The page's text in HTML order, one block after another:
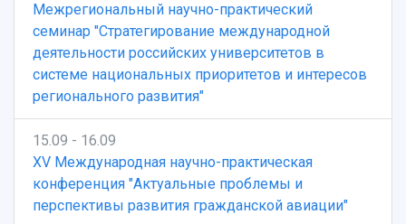
Межрегиональный научно-практический
семинар "Стратегирование международной
деятельности российских университетов в
системе национальных приоритетов и интересов
регионального развития"
15.09 - 16.09
XV Международная научно-практическая
конференция "Актуальные проблемы и
перспективы развития гражданской авиации"